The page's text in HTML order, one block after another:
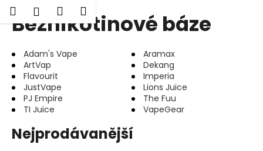
Přejít
HledatPřihlášení
Nákupní
košík
Beznikotinové báze
Adam's Vape
Aramax
ArtVap
Dekang
Flavourit
Imperia
JustVape
Lions Juice
PJ Empire
The Fuu
TI Juice
VapeGear
Nejprodávanější
o Zpět
Zpět
C
o
p
o
t
ř